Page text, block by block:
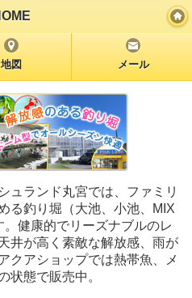
地図 メール
ュランド丸宮では、ファミリ
る釣り堀（大池、小池、MIX
健康的でリーズナブルのレ
井が高く素敵な解放感、雨が
クアショップでは熱帯魚、メ
状態で販売中。